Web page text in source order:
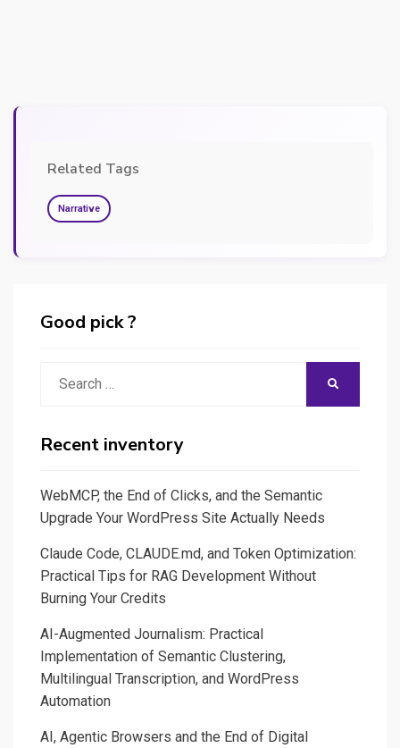
Related Tags
Narrative
Good pick ?
Recent inventory
WebMCP, the End of Clicks, and the Semantic
Upgrade Your WordPress Site Actually Needs
Claude Code, CLAUDE.md, and Token Optimization:
Practical Tips for RAG Development Without
Burning Your Credits
AI-Augmented Journalism: Practical
Implementation of Semantic Clustering,
Multilingual Transcription, and WordPress
Automation
AI, Agentic Browsers and the End of Digital